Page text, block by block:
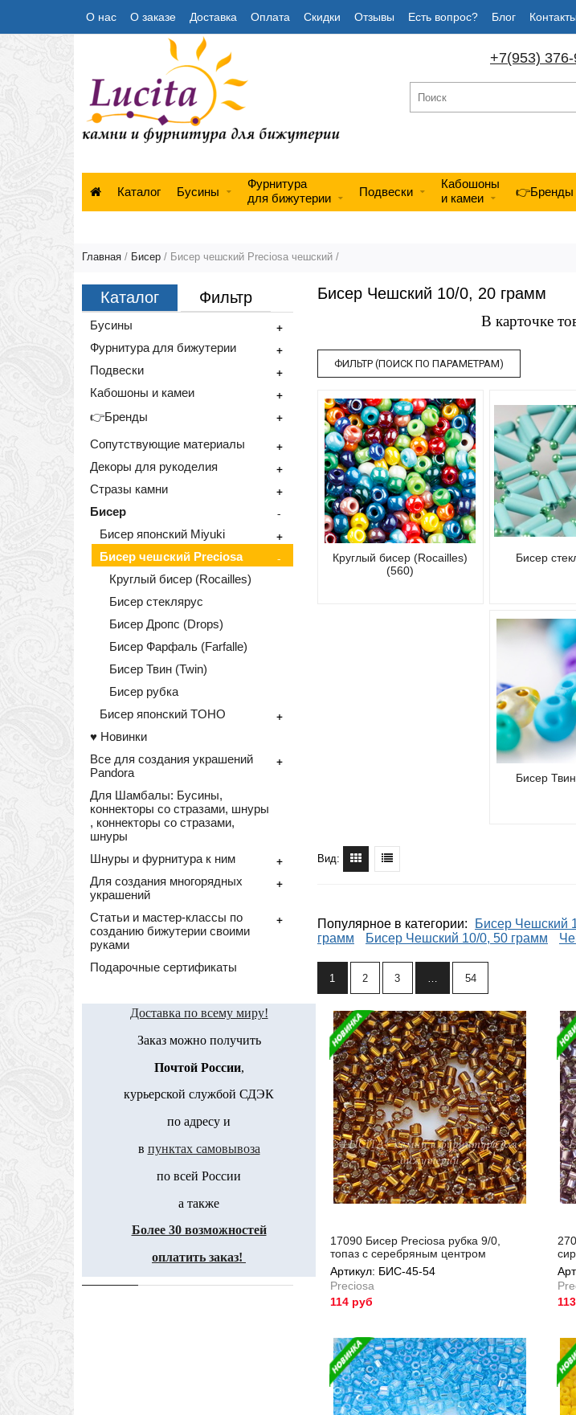
О нас О заказе Доставка Оплата Скидки Отзывы Есть вопрос? Блог Контакты
+7(953)
Каталог Бусины
Фурнитура
для бижутерии
Подвески
Кабошоны
и камеи
👉Бренды
Главная / Бисер / Бисер чешский Preciosa чешский /
Каталог Фильтр
Бусины +
Фурнитура для бижутерии +
Подвески +
Кабошоны и камеи +
👉Бренды +
Сопутствующие материалы +
Декоры для рукоделия +
Стразы камни +
Бисер -
Бисер японский Miyuki +
Бисер чешский Preciosa -
Круглый бисер (Rocailles)
Бисер стеклярус
Бисер Дропс (Drops)
Бисер Фарфаль (Farfalle)
Бисер Твин (Twin)
Бисер рубка
Бисер японский TOHO
+
♥ Новинки
Все для создания украшений
Pandora
+
Для Шамбалы: Бусины,
коннекторы со стразами, шнуры
, коннекторы со стразами,
шнуры
Шнуры и фурнитура к ним
+
Для создания многорядных
украшений
+
Статьи и мастер-классы по
созданию бижутерии своими
руками
+
Подарочные сертификаты
Доставка по всему миру!
Заказ можно получить
Почтой России,
курьерской службой СДЭК
по адресу и
в пунктах самовывоза
по всей России
а также
Более 30 возможностей
оплатить заказ!
Бисер Чешский 10/0, 20 грамм
В карточке
ФИЛЬТР (ПОИСК ПО ПАРАМЕТРАМ)
Круглый бисер (Rocailles)
(560)
Бисер
Бисер
Вид:
Популярное в категории: Бисер Чешский
грамм
Бисер Чешский 10/0, 50 грамм
1 2 3 54
17090 Бисер Preciosa рубка 9/0,
топаз с серебряным центром
Артикул: БИС-45-54
Preciosa
114 руб